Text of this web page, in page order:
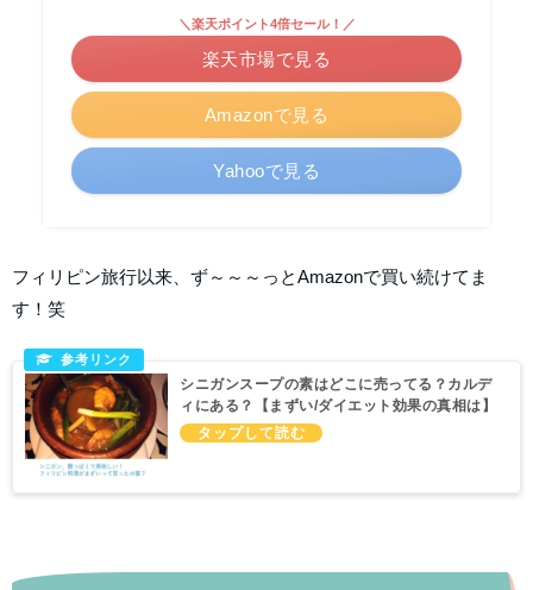
Amazonで見る
＼楽天ポイント4倍セール！／
楽天市場で見る
Yahooで見る
フィリピン旅行以来、ず～～～っとAmazonで買い続けてま
す！笑
シニガンスープの素はどこに売ってる？カルデ
ィにある？【まずい/ダイエット効果の真相は】